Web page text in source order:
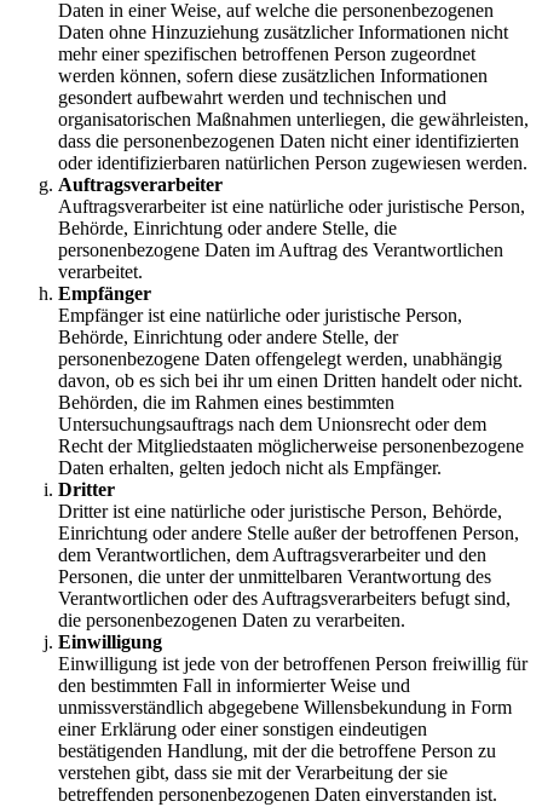
Daten in einer Weise, auf welche die personenbezogenen
Daten ohne Hinzuziehung zusätzlicher Informationen nicht
mehr einer spezifischen betroffenen Person zugeordnet
werden können, sofern diese zusätzlichen Informationen
gesondert aufbewahrt werden und technischen und
organisatorischen Maßnahmen unterliegen, die gewährleisten,
dass die personenbezogenen Daten nicht einer identifizierten
oder identifizierbaren natürlichen Person zugewiesen werden.
Auftragsverarbeiter
Auftragsverarbeiter ist eine natürliche oder juristische Person,
Behörde, Einrichtung oder andere Stelle, die
personenbezogene Daten im Auftrag des Verantwortlichen
verarbeitet.
Empfänger
Empfänger ist eine natürliche oder juristische Person,
Behörde, Einrichtung oder andere Stelle, der
personenbezogene Daten offengelegt werden, unabhängig
davon, ob es sich bei ihr um einen Dritten handelt oder nicht.
Behörden, die im Rahmen eines bestimmten
Untersuchungsauftrags nach dem Unionsrecht oder dem
Recht der Mitgliedstaaten möglicherweise personenbezogene
Daten erhalten, gelten jedoch nicht als Empfänger.
Dritter
Dritter ist eine natürliche oder juristische Person, Behörde,
Einrichtung oder andere Stelle außer der betroffenen Person,
dem Verantwortlichen, dem Auftragsverarbeiter und den
Personen, die unter der unmittelbaren Verantwortung des
Verantwortlichen oder des Auftragsverarbeiters befugt sind,
die personenbezogenen Daten zu verarbeiten.
Einwilligung
Einwilligung ist jede von der betroffenen Person freiwillig für
den bestimmten Fall in informierter Weise und
unmissverständlich abgegebene Willensbekundung in Form
einer Erklärung oder einer sonstigen eindeutigen
bestätigenden Handlung, mit der die betroffene Person zu
verstehen gibt, dass sie mit der Verarbeitung der sie
betreffenden personenbezogenen Daten einverstanden ist.